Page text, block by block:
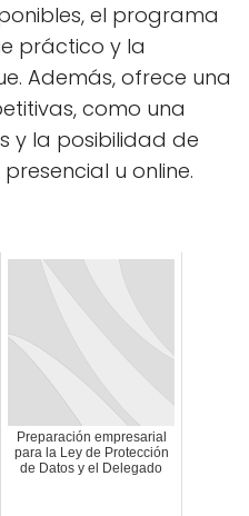
el programa
práctico y la
Además, ofrece una
como una
y la posibilidad de
u online.
Preparación empresarial
para la Ley de Protección
de Datos y el Delegado